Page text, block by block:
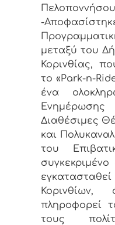
-
μεταξύ του
Κορινθίας,
το «Park-n-
ένα
Διαθέσιμες
και
του
πληροφορεί
τους